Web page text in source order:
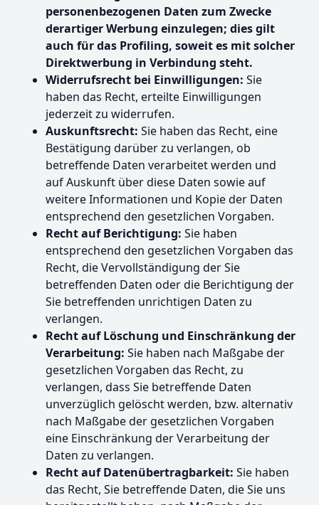
personenbezogenen Daten zum Zwecke
derartiger Werbung einzulegen; dies gilt
auch für das Profiling, soweit es mit solcher
Direktwerbung in Verbindung steht.
Widerrufsrecht bei Einwilligungen: Sie
haben das Recht, erteilte Einwilligungen
jederzeit zu widerrufen.
Auskunftsrecht: Sie haben das Recht, eine
Bestätigung darüber zu verlangen, ob
betreffende Daten verarbeitet werden und
auf Auskunft über diese Daten sowie auf
weitere Informationen und Kopie der Daten
entsprechend den gesetzlichen Vorgaben.
Recht auf Berichtigung: Sie haben
entsprechend den gesetzlichen Vorgaben das
Recht, die Vervollständigung der Sie
betreffenden Daten oder die Berichtigung der
Sie betreffenden unrichtigen Daten zu
verlangen.
Recht auf Löschung und Einschränkung der
Verarbeitung: Sie haben nach Maßgabe der
gesetzlichen Vorgaben das Recht, zu
verlangen, dass Sie betreffende Daten
unverzüglich gelöscht werden, bzw. alternativ
nach Maßgabe der gesetzlichen Vorgaben
eine Einschränkung der Verarbeitung der
Daten zu verlangen.
Recht auf Datenübertragbarkeit: Sie haben
das Recht, Sie betreffende Daten, die Sie uns